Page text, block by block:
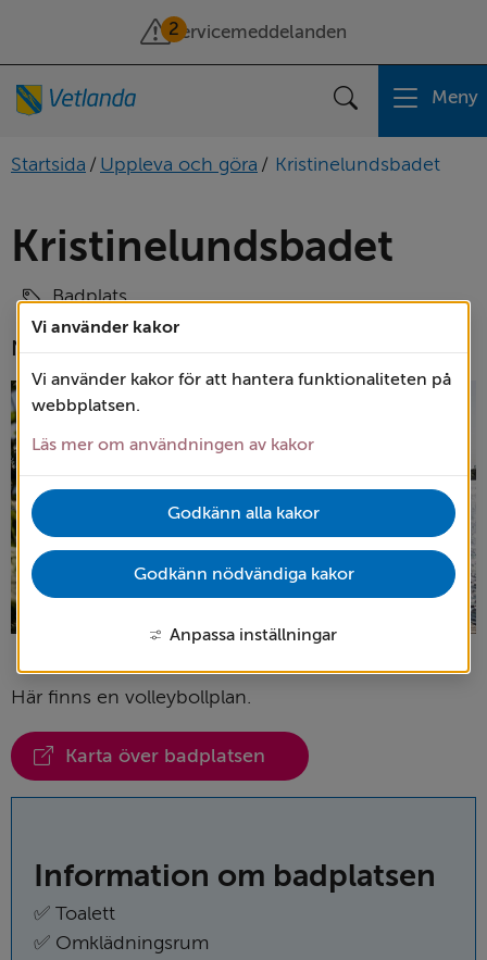
Vi använder kakor
Vi använder kakor för att hantera funktionaliteten på
webbplatsen.
Läs mer om användningen av kakor
Godkänn alla kakor
Godkänn nödvändiga kakor
Anpassa inställningar
2
Servicemeddelanden
Sök Meny
Startsida / Uppleva och göra / Kristinelundsbadet
Kristinelundsbadet
Badplats
Nömmen vid Kristinelund i Björkö socken.
Här finns en volleybollplan.
Karta över badplatsen
(Länk
till
Information om badplatsen
✅ Toalett
✅ Omklädningsrum